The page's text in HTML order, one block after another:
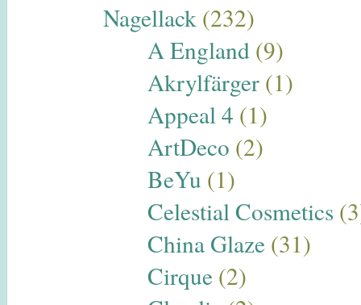
Nagellack (232)
A England (9)
Akrylfärger (1)
Appeal 4 (1)
ArtDeco (2)
BeYu (1)
Celestial Cosmetics
China Glaze (31)
Cirque (2)